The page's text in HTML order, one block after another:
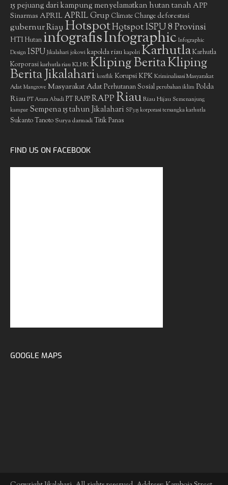
15 pejuang dari kampung menyelamatkan hutan tanah APP
Sinarmas APRIL APRIL Grup Climate Change deforestasi
gubernur RiauHotspotHotspot ISPU 8 Provinsi
HTIHutan infografisInfographic Infographic
Design ISPU Jikalahari jokowi kapolda riau kapolri KarhutlaKarhutla
Korporasikarhutla riauKLHKKliping BeritaKliping
Berita Jikalahari konflik Korupsi KPKKriminalisasi Masyarakat
Adat Mangrove Masyarakat AdatPerhutanan Sosial perubahan iklim Polda
Riau PT Arara Abadi PT RAPPRAPPRiauRiau Hijau Semenanjung
kampar Sempena 15 tahun Jikalahari SP3 15 korporasi tersangka karhutla
Sukanto Tanoto Surya darmadiTitik Panas
FIND US ON FACEBOOK
GOOGLE MAPS